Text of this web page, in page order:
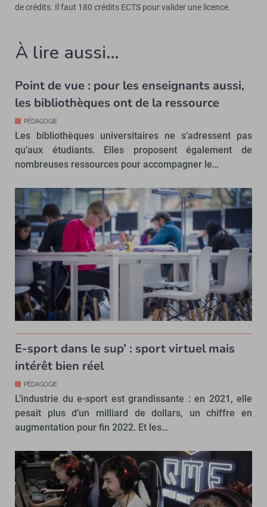
de crédits. Il faut 180 crédits ECTS pour valider une licence.
À lire aussi…
Point de vue : pour les enseignants aussi,
les bibliothèques ont de la ressource
PÉDAGOGIE
Les bibliothèques universitaires ne s’adressent pas
qu’aux étudiants. Elles proposent également de
nombreuses ressources pour accompagner le…
E-sport dans le sup’ : sport virtuel mais
intérêt bien réel
PÉDAGOGIE
L’industrie du e-sport est grandissante : en 2021, elle
pesait plus d’un milliard de dollars, un chiffre en
augmentation pour fin 2022. Et les…